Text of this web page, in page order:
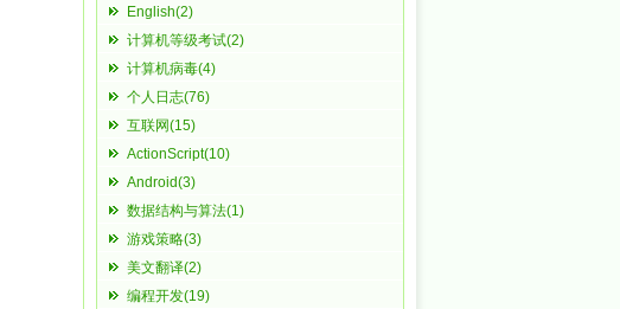
English(2)
计算机等级考试(2)
计算机病毒(4)
个人日志(76)
互联网(15)
ActionScript(10)
Android(3)
数据结构与算法(1)
游戏策略(3)
美文翻译(2)
编程开发(19)